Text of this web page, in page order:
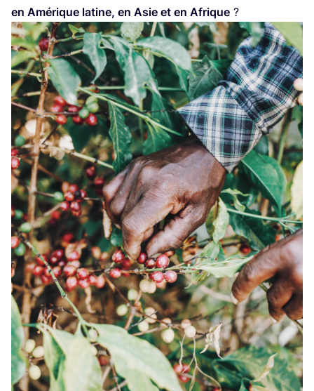
en Amé­rique latine, en Asie et en Afrique ?